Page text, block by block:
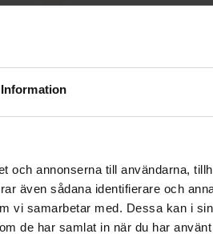
Information
och annonserna till användarna,
även sådana identifierare och
vi samarbetar med. Dessa kan i
de har samlat in när du har
Micellärvatten 500 ml